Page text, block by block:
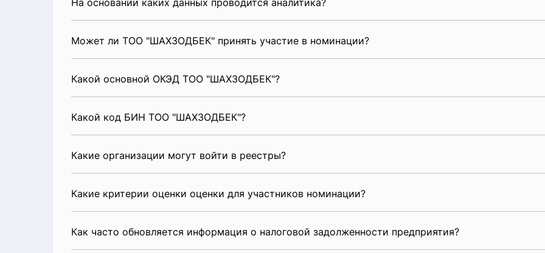
На основании каких данных проводится аналитика?
Может ли ТОО "ШАХЗОДБЕК" принять участие в номинации?
Какой основной ОКЭД ТОО "ШАХЗОДБЕК"?
Какой код БИН ТОО "ШАХЗОДБЕК"?
Какие организации могут войти в реестры?
Какие критерии оценки оценки для участников номинации?
Как часто обновляется информация о налоговой задолженности предприятия?